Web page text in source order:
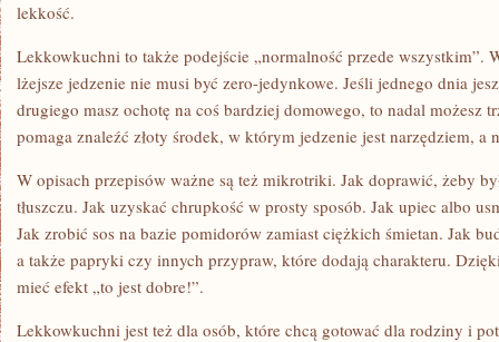
lekkość.
Lekkowkuchni to także podejście „normalność przede wszystkim”.
lżejsze jedzenie nie musi być zero-jedynkowe. Jeśli jednego dnia
drugiego masz ochotę na coś bardziej domowego, to nadal możesz
pomaga znaleźć złoty środek, w którym jedzenie jest narzędziem, a
W opisach przepisów ważne są też mikrotriki. Jak doprawić, żeby
tłuszczu. Jak uzyskać chrupkość w prosty sposób. Jak upiec albo
Jak zrobić sos na bazie pomidorów zamiast ciężkich śmietan. Jak
a także papryki czy innych przypraw, które dodają charakteru.
mieć efekt „to jest dobre!”.
Lekkowkuchni jest też dla osób, które chcą gotować dla rodziny i